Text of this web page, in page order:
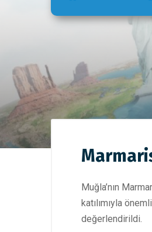
Muğla’nın
katılımıyla
değerlendirildi.